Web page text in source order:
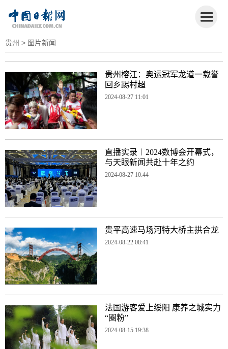
贵州 > 图片新闻
贵州榕江：奥运冠军龙道一载誉
回乡踢村超
2024-08-27 11:01
直播实录︱2024数博会开幕式，
与天眼新闻共赴十年之约
2024-08-27 10:44
贵平高速马场河特大桥主拱合龙
2024-08-22 08:41
法国游客爱上绥阳 康养之城实力
“圈粉”
2024-08-15 19:38